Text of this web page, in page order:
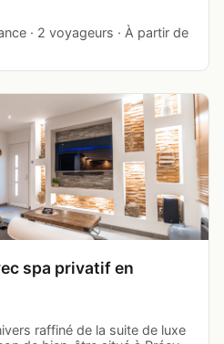
· 2 voyageurs · À partir de
spa privatif en
raffiné de la suite de luxe